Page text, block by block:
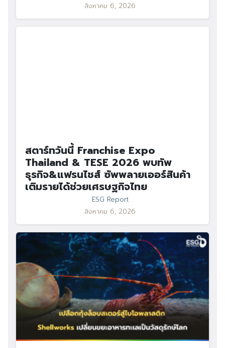
สิงหาคม 6, 2026
สตาร์ทวันนี้ Franchise Expo
Thailand & TESE 2026 พบทัพ
ธุรกิจ&แฟรนไชส์ ซัพพลายเออร์สินค้า
เติมรายได้ช่วยเศรษฐกิจไทย
ESG Report
สิงหาคม 6, 2026